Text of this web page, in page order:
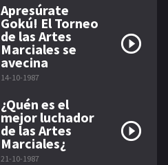
Apresúrate
Gokú! El Torneo
de las Artes
Marciales se
avecina
14-10-1987
¿Quén es el
mejor luchador
de las Artes
Marciales¿
21-10-1987